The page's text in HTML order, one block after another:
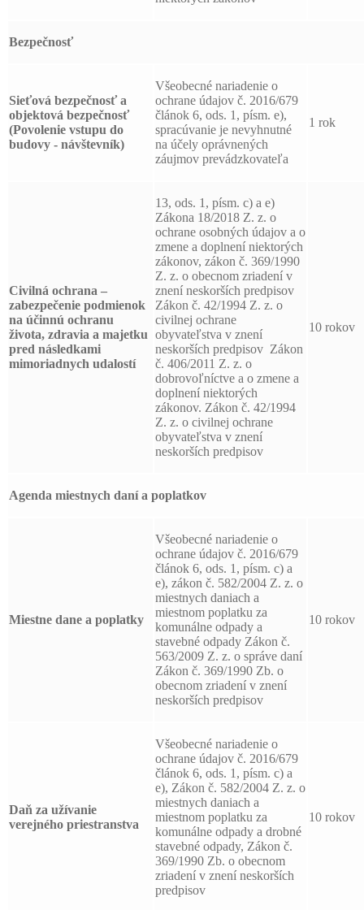
Bezpečnosť
Sieťová bezpečnosť a
objektová bezpečnosť
(Povolenie vstupu do
budovy - návštevník)
Všeobecné nariadenie o
ochrane údajov č. 2016/679
článok 6, ods. 1, písm. e),
spracúvanie je nevyhnutné
na účely oprávnených
záujmov prevádzkovateľa
1 rok
Civilná ochrana –
zabezpečenie podmienok
na účinnú ochranu
života, zdravia a majetku
pred následkami
mimoriadnych udalostí
13, ods. 1, písm. c) a e)
Zákona 18/2018 Z. z. o
ochrane osobných údajov a o
zmene a doplnení niektorých
zákonov, zákon č. 369/1990
Z. z. o obecnom zriadení v
znení neskorších predpisov
Zákon č. 42/1994 Z. z. o
civilnej ochrane
obyvateľstva v znení
neskorších predpisov Zákon
č. 406/2011 Z. z. o
dobrovoľníctve a o zmene a
doplnení niektorých
zákonov. Zákon č. 42/1994
Z. z. o civilnej ochrane
obyvateľstva v znení
neskorších predpisov
10 rokov
Agenda miestnych daní a poplatkov
Miestne dane a poplatky
Všeobecné nariadenie o
ochrane údajov č. 2016/679
článok 6, ods. 1, písm. c) a
e), zákon č. 582/2004 Z. z. o
miestnych daniach a
miestnom poplatku za
komunálne odpady a
stavebné odpady Zákon č.
563/2009 Z. z. o správe daní
Zákon č. 369/1990 Zb. o
obecnom zriadení v znení
neskorších predpisov
10 rokov
Daň za užívanie
verejného priestranstva
Všeobecné nariadenie o
ochrane údajov č. 2016/679
článok 6, ods. 1, písm. c) a
e), Zákon č. 582/2004 Z. z. o
miestnych daniach a
miestnom poplatku za
komunálne odpady a drobné
stavebné odpady, Zákon č.
369/1990 Zb. o obecnom
zriadení v znení neskorších
predpisov
10 rokov